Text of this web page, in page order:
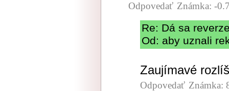
Odpovedať Známka: -
Re: Dá sa
Od: aby uznali
Zaujímavé
Odpovedať Známka: